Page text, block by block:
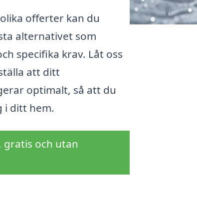
offerter kan du
alternativet som
specifika krav. Låt oss
att ditt
optimalt, så att du
i ditt hem.
gratis och utan